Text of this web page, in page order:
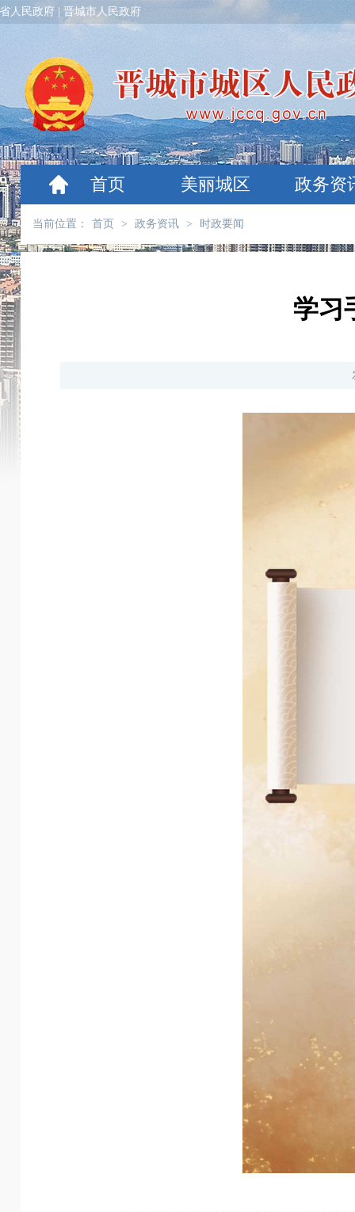
人民政府 晋城市人民政府
首页 美丽城区 政务资
当前位置： 首页 > 政务资讯 > 时政要闻
学习